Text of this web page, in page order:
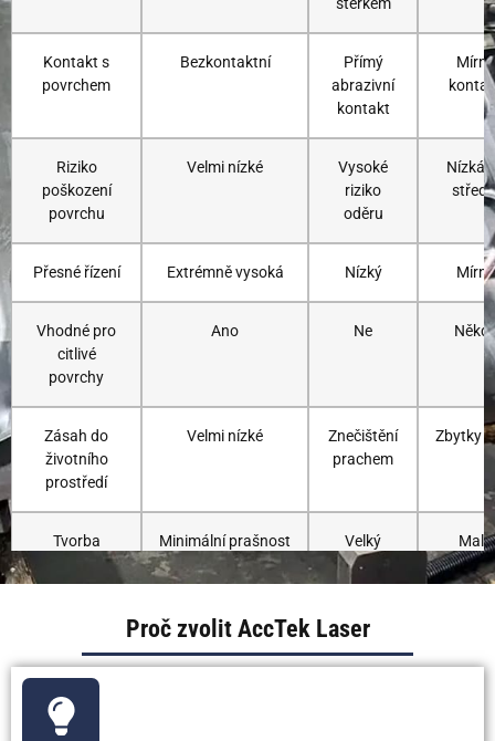
štěrkem
Kontakt s
povrchem
Bezkontaktní
Přímý
abrazivní
kontakt
Mírný
Riziko
poškození
povrchu
Velmi nízké
Vysoké
riziko
oděru
Nízká
Přesné řízení Extrémně vysoká Nízký Mírný
Vhodné pro
citlivé
povrchy
Ano Ne
Zásah do
životního
prostředí
Velmi nízké
Znečištění
prachem
Zbytky
Tvorba
Minimální prašnost
Velký
abrazivní
odpad
Malý
spotřební
materiál
minimální
média
Proč zvolit AccTek Laser